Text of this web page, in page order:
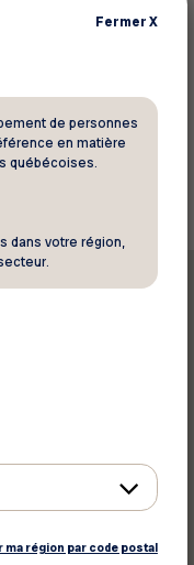
aux actualités
FermerX
de personnes
en matière
québécoises.
dans votre région,
ma région par code postal